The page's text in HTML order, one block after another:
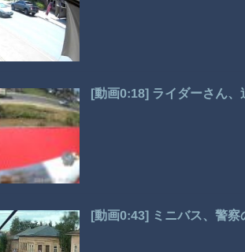
[動画0:18] ライダーさん
[動画0:43] ミニバス、警